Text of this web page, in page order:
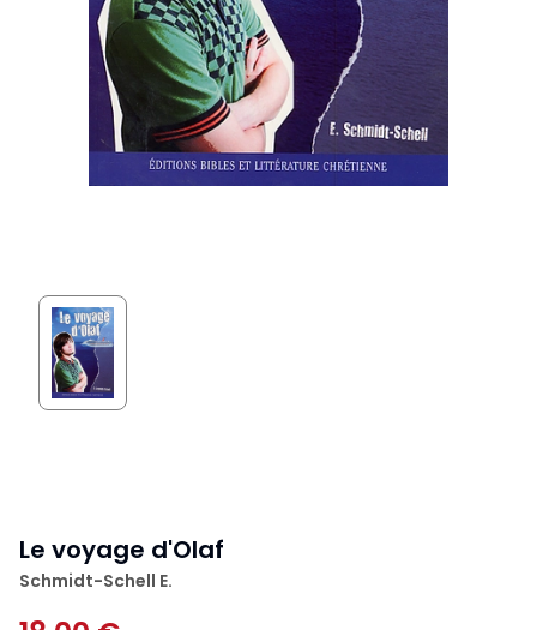
Le voyage d'Olaf
Schmidt-Schell E.